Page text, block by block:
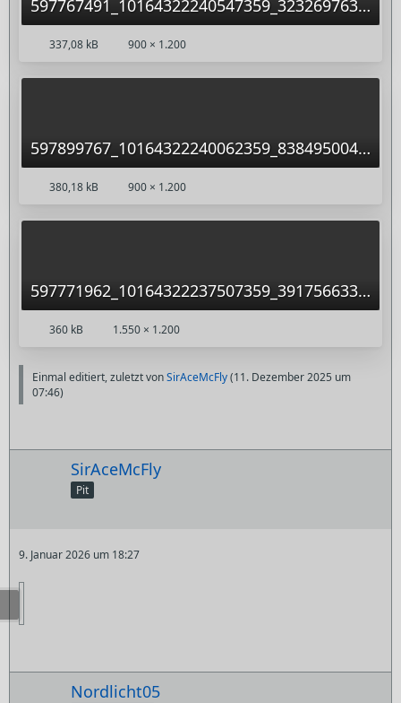
597767491_10164322240547359_3232697632805029873_n.jpg
337,08 kB 900 × 1.200
597899767_10164322240062359_8384950045302433572_n.jpg
380,18 kB 900 × 1.200
597771962_10164322237507359_3917566330296012352_n.jpg
360 kB 1.550 × 1.200
Einmal editiert, zuletzt vonSirAceMcFly(11. Dezember 2025 um
07:46)
SirAceMcFly
Pit
9. Januar 2026 um 18:27
Nordlicht05